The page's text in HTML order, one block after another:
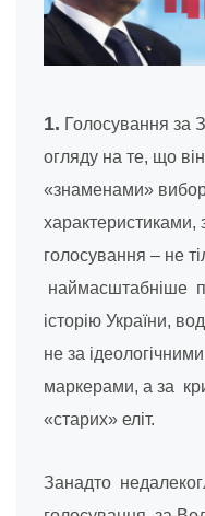
1. Голосування за
огляду на те, що він
«знаменами»
характеристиками,
голосування – не
наймасштабніше
історію України,
не за
маркерами, а за
«старих» еліт.
Занадто